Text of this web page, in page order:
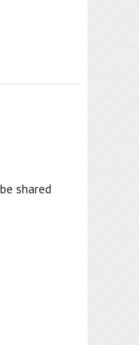
shared